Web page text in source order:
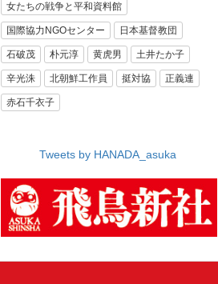
女たちの戦争と平和資料館
国際協力NGOセンター 日本基督教団
石破茂 朴元淳 黄虎男 土井たか子
辛光洙 北朝鮮工作員 挺対協 正義連
赤石千衣子
Tweets by HANADA_asuka